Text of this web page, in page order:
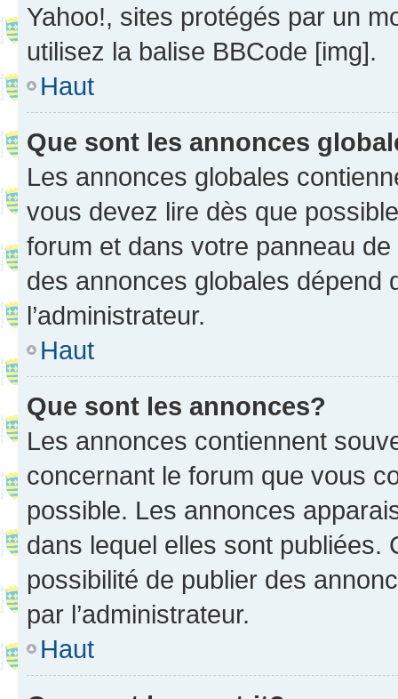
Yahoo!, sites protégés par un
utilisez la balise BBCode [img].
Haut
Que sont les annonces
Les annonces globales
vous devez lire dès que
forum et dans votre panneau
des annonces globales dépend
l’administrateur.
Haut
Que sont les annonces?
Les annonces contiennent
concernant le forum que vous
possible. Les annonces
dans lequel elles sont publiées.
possibilité de publier des
par l’administrateur.
Haut